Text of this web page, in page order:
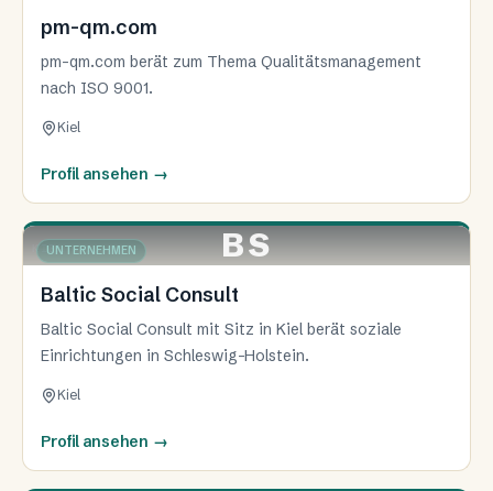
pm-qm.com
pm-qm.com berät zum Thema Qualitätsmanagement
nach ISO 9001.
Kiel
Profil ansehen →
BS
KIEL
UNTERNEHMEN
Baltic Social Consult
Baltic Social Consult mit Sitz in Kiel berät soziale
Einrichtungen in Schleswig-Holstein.
Kiel
Profil ansehen →